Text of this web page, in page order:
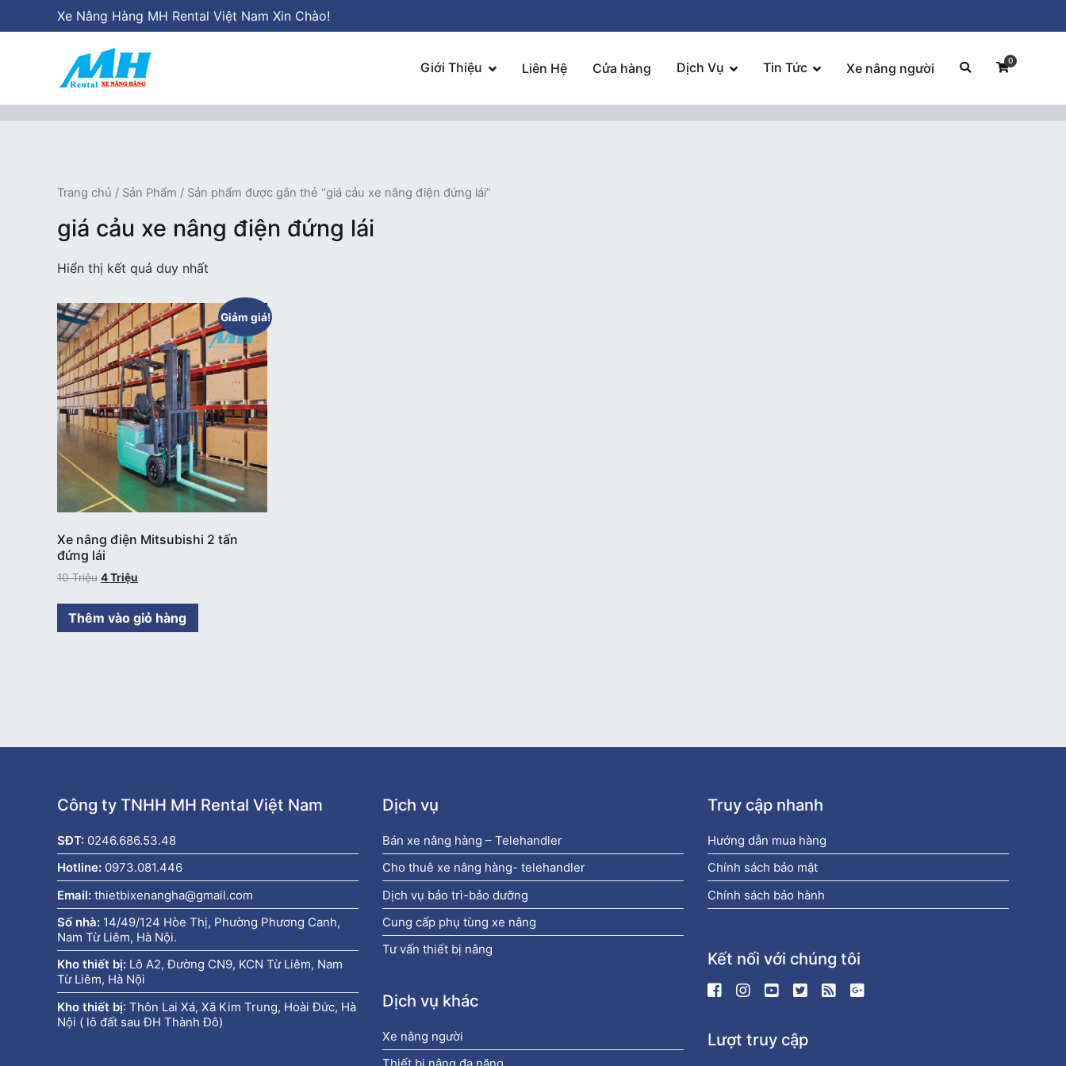
tới
Xe Nâng Hàng MH Rental Việt Nam Xin Chào!
Giới Thiệu Liên Hệ Cửa hàng Dịch Vụ Tin Tức Xe nâng người 0
Trang chủ / Sản Phẩm / Sản phẩm được gắn thẻ “giá cảu xe nâng điện đứng lái”
giá cảu xe nâng điện đứng lái
Hiển thị kết quả duy nhất
Giảm giá!
Xe nâng điện Mitsubishi 2 tấn
đứng lái
10Triệu 4Triệu
Thêm vào giỏ hàng
Công ty TNHH MH Rental Việt Nam
SĐT: 0246.686.53.48
Hotline: 0973.081.446
Email: thietbixenangha@gmail.com
Số nhà: 14/49/124 Hòe Thị, Phường Phương Canh,
Nam Từ Liêm, Hà Nội.
Kho thiết bị: Lô A2, Đường CN9, KCN Từ Liêm, Nam
Từ Liêm, Hà Nội
Kho thiết bị: Thôn Lai Xá, Xã Kim Trung, Hoài Đức, Hà
Nội ( lô đất sau ĐH Thành Đô)
Dịch vụ
Bán xe nâng hàng – Telehandler
Cho thuê xe nâng hàng- telehandler
Dịch vụ bảo trì-bảo dưỡng
Cung cấp phụ tùng xe nâng
Tư vấn thiết bị nâng
Dịch vụ khác
Xe nâng người
Truy cập nhanh
Hướng dẫn mua hàng
Chính sách bảo mật
Chính sách bảo hành
Kết nối với chúng tôi
Lượt truy cập